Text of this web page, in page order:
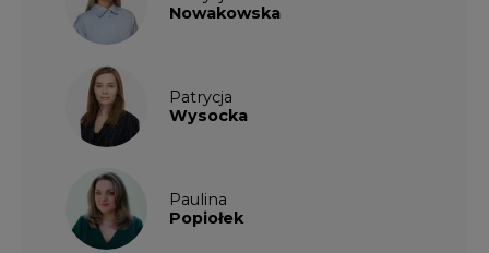
Nowakowska
Patrycja
Wysocka
Paulina
Popiołek